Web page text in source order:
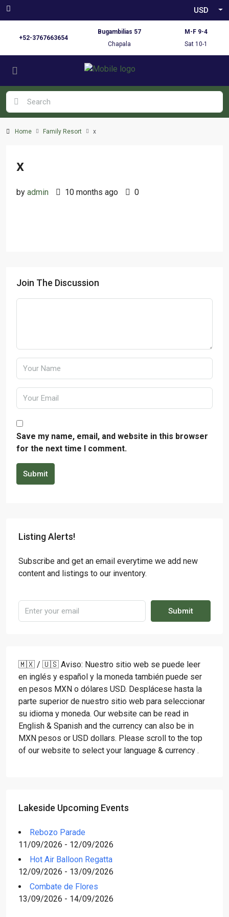
USD
+52-3767663654
Bugambilias 57
Chapala
M-F 9-4
Sat 10-1
Home Family Resort x
x
by admin 10 months ago 0
Join The Discussion
Save my name, email, and website in this browser
for the next time I comment.
Submit
Listing Alerts!
Subscribe and get an email everytime we add new
content and listings to our inventory.
Submit
🇲🇽 / 🇺🇸 Aviso: Nuestro sitio web se puede leer
en inglés y español y la moneda también puede ser
en pesos MXN o dólares USD. Desplácese hasta la
parte superior de nuestro sitio web para seleccionar
su idioma y moneda. Our website can be read in
English & Spanish and the currency can also be in
MXN pesos or USD dollars. Please scroll to the top
of our website to select your language & currency .
Lakeside Upcoming Events
Rebozo Parade
11/09/2026 - 12/09/2026
Hot Air Balloon Regatta
12/09/2026 - 13/09/2026
Combate de Flores
13/09/2026 - 14/09/2026